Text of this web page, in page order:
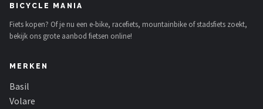
BICYCLE MANIA
Fiets kopen? Of je nu een e-bike, racefiets, mountainbike of stadsfiets zoekt,
bekijk ons grote aanbod fietsen online!
MERKEN
Basil
Volare